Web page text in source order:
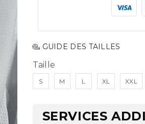
GUIDE DES TAILLES
Taille
S M L XL XXL
SERVICES